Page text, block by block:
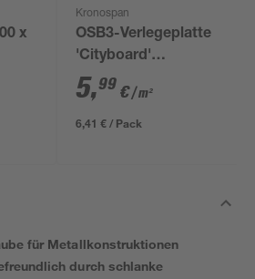
x
Kronospan
OSB3-Verlegeplatte
'Cityboard'
ungeschliffen 1690 x
634 x 12 mm
5,99 €/ m²
6,41 € / Pack
für Metallkonstruktionen
durch schlanke